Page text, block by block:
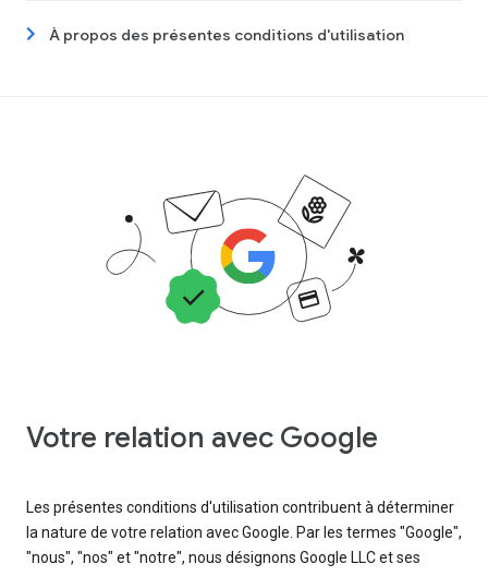
À propos des présentes conditions d'utilisation
Votre relation avec Google
Les présentes conditions d'utilisation contribuent à déterminer
la nature de votre relation avec Google. Par les termes "Google",
"nous", "nos" et "notre", nous désignons Google LLC et ses